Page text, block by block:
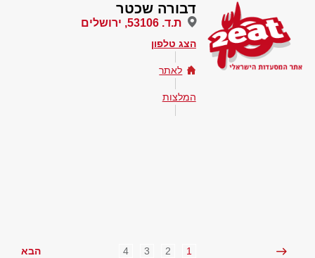
דבורה שכטר
ת.ד. 53106, ירושלים
הצג טלפון
לאתר
המלצות
1
2
3
4 הבא